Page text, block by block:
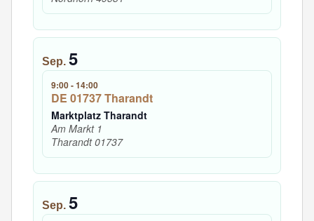
Sep. 5
9:00-14:00
DE 01737 Tharandt
Marktplatz Tharandt
Am Markt 1
Tharandt01737
Sep. 5